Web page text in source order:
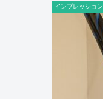
インプレッション